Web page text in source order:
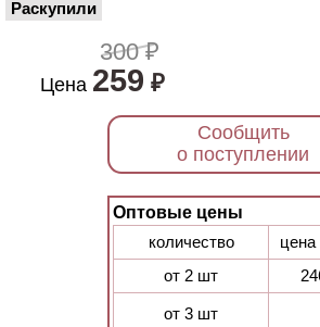
Раскупили
300 ₽
Цена 259 ₽
Сообщить
о поступлении
Оптовые цены
количество
от 2 шт
от 3 шт